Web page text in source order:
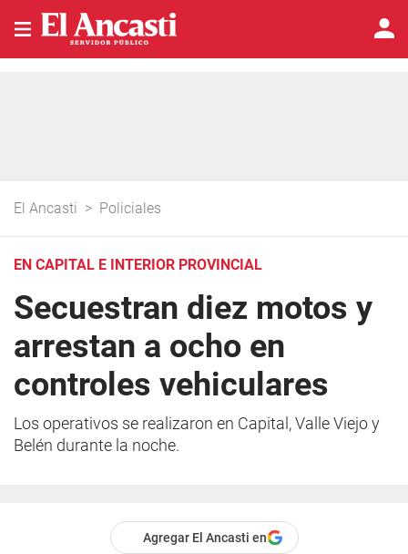
El Ancasti > Policiales
EN CAPITAL E INTERIOR PROVINCIAL
Secuestran diez motos y
arrestan a ocho en
controles vehiculares
Los operativos se realizaron en Capital, Valle Viejo y
Belén durante la noche.
Agregar El Ancasti en